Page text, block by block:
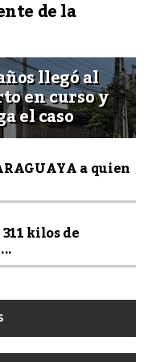
de la
llegó al
en curso y
el caso
a quien
kilos de